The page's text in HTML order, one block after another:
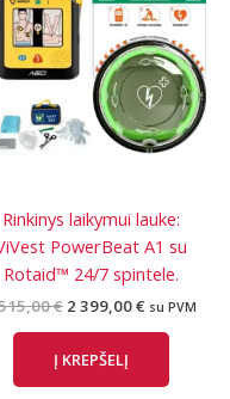
Rinkinys laikymui lauke:
PowerBeat A1 su
Rotaid™ 24/7 spintele.
€ Original
2
515,00 €.
2 399,00€ Current
399,00 €.
su PVM
Į KREPŠELĮ